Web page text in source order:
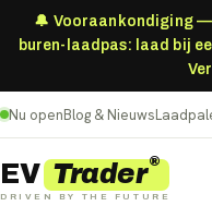
🔔 Vooraankondiging
buren-laadpas: laad bij
Nu openBlog & Nieuws
EV Trader®
DRIVEN BY THE FUTURE